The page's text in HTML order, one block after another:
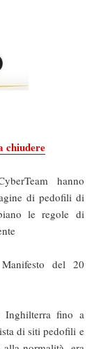
chiudere
hanno
di pedofili di
le regole di
del 20
Inghilterra fino a
di siti pedofili e